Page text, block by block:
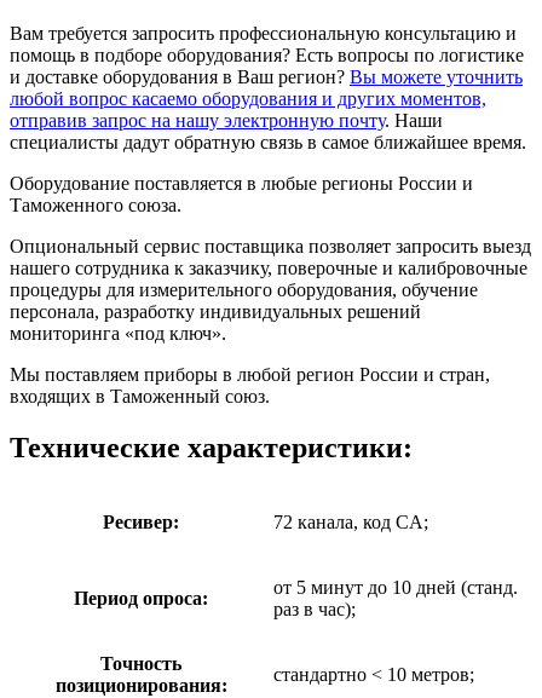
Вам требуется запросить профессиональную консультацию и
помощь в подборе оборудования? Есть вопросы по логистике
и доставке оборудования в Ваш регион? Вы можете уточнить
любой вопрос касаемо оборудования и других моментов,
отправив запрос на нашу электронную почту. Наши
специалисты дадут обратную связь в самое ближайшее время.
Оборудование поставляется в любые регионы России и
Таможенного союза.
Опциональный сервис поставщика позволяет запросить выезд
нашего сотрудника к заказчику, поверочные и калибровочные
процедуры для измерительного оборудования, обучение
персонала, разработку индивидуальных решений
мониторинга «под ключ».
Мы поставляем приборы в любой регион России и стран,
входящих в Таможенный союз.
Технические характеристики:
Ресивер: 72 канала, код CA;
Период опроса:
от 5 минут до 10 дней (станд.
раз в час);
Точность
позиционирования:
стандартно < 10 метров;